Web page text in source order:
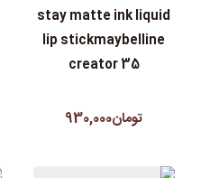
stay matte ink liquid
lip stickmaybelline
creator 35
تومان930,000